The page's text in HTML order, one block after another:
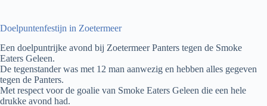
Doelpuntenfestijn in Zoetermeer
Een doelpuntrijke avond bij Zoetermeer Panters tegen de Smoke
Eaters Geleen.
De tegenstander was met 12 man aanwezig en hebben alles gegeven
tegen de Panters.
Met respect voor de goalie van Smoke Eaters Geleen die een hele
drukke avond had.